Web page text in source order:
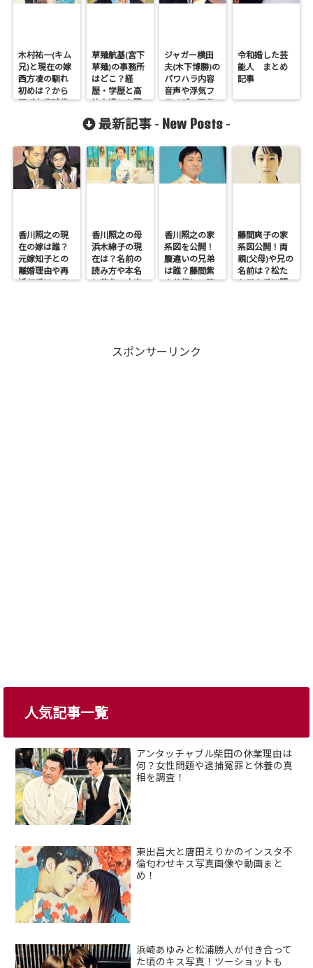
木村祐一(キム
兄)と現在の嫁
西方凌の馴れ
初めは？から
騒ぎ左官時代
草薙航基(宮下
草薙)の事務所
はどこ？経
歴・学歴と高
校中退した理
由も調査
ジャガー横田
夫(木下博勝)の
パワハラ内容
音声や浮気フ
ライデー画像
令和婚した芸
能人 まとめ
記事
最新記事 - New Posts -
香川照之の現
在の嫁は誰？
元嫁知子との
離婚理由や再
婚相手はいる
香川照之の母
浜木綿子の現
在は？名前の
読み方や本名
と芸名の由来
香川照之の家
系図を公開！
腹違いの兄弟
は誰？藤間紫
や父親との確
藤間爽子の家
系図公開！両
親(父母)や兄の
名前は？松た
か子や香川照
スポンサーリンク
人気記事一覧
アンタッチャブル柴田の休業理由は
何？女性問題や逮捕冤罪と休養の真
相を調査！
東出昌大と唐田えりかのインスタ不
倫匂わせキス写真画像や動画まと
め！
浜崎あゆみと松浦勝人が付き合って
た頃のキス写真！ツーショットも